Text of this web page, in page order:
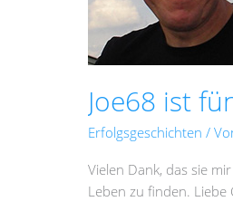
Joe68 ist
Erfolgsgeschichten /
Vielen Dank, das sie
Leben zu finden. Liebe